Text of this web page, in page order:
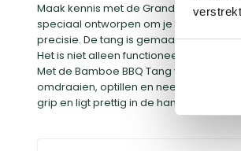
Maak kennis met de Grandhall
speciaal ontworpen om je te helpen
precisie. De tang is gemaakt van
Het is niet alleen functioneel, maar
Met de Bamboe BBQ Tang van
omdraaien, optillen en neerleggen van
grip en ligt prettig in de hand.